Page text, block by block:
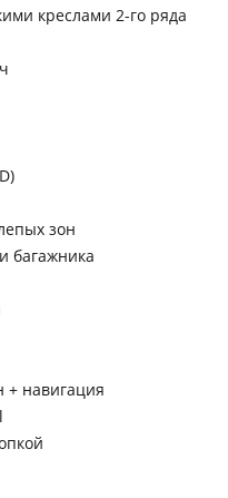
креслами 2-го ряда
зон
багажника
навигация